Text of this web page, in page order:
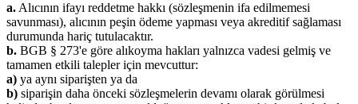
a. Alıcının ifayı reddetme hakkı (sözleşmenin ifa edilmemesi
savunması), alıcının peşin ödeme yapması veya akreditif sağlaması
durumunda hariç tutulacaktır.
b. BGB § 273'e göre alıkoyma hakları yalnızca vadesi gelmiş ve
tamamen etkili talepler için mevcuttur:
a) ya aynı siparişten ya da
b) siparişin daha önceki sözleşmelerin devamı olarak görülmesi